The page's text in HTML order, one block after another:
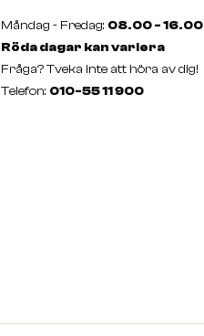
Måndag - Fredag: 08.00 - 16.00
Röda dagar kan variera
Fråga? Tveka inte att höra av dig!
Telefon: 010-55 11 900